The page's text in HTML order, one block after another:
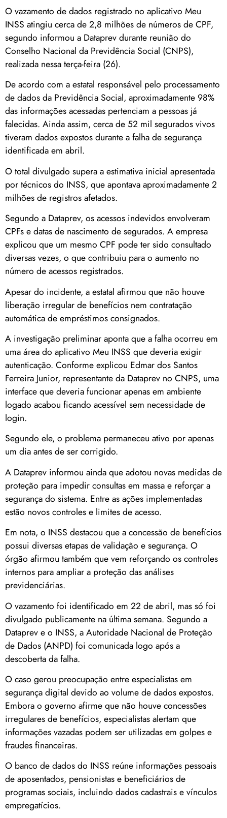
O vazamento de dados registrado no aplicativo Meu
INSS atingiu cerca de 2,8 milhões de números de CPF,
segundo informou a Dataprev durante reunião do
Conselho Nacional da Previdência Social (CNPS),
realizada nessa terça-feira (26).
De acordo com a estatal responsável pelo processamento
de dados da Previdência Social, aproximadamente 98%
das informações acessadas pertenciam a pessoas já
falecidas. Ainda assim, cerca de 52 mil segurados vivos
tiveram dados expostos durante a falha de segurança
identificada em abril.
O total divulgado supera a estimativa inicial apresentada
por técnicos do INSS, que apontava aproximadamente 2
milhões de registros afetados.
Segundo a Dataprev, os acessos indevidos envolveram
CPFs e datas de nascimento de segurados. A empresa
explicou que um mesmo CPF pode ter sido consultado
diversas vezes, o que contribuiu para o aumento no
número de acessos registrados.
Apesar do incidente, a estatal afirmou que não houve
liberação irregular de benefícios nem contratação
automática de empréstimos consignados.
A investigação preliminar aponta que a falha ocorreu em
uma área do aplicativo Meu INSS que deveria exigir
autenticação. Conforme explicou Edmar dos Santos
Ferreira Junior, representante da Dataprev no CNPS, uma
interface que deveria funcionar apenas em ambiente
logado acabou ficando acessível sem necessidade de
login.
Segundo ele, o problema permaneceu ativo por apenas
um dia antes de ser corrigido.
A Dataprev informou ainda que adotou novas medidas de
proteção para impedir consultas em massa e reforçar a
segurança do sistema. Entre as ações implementadas
estão novos controles e limites de acesso.
Em nota, o INSS destacou que a concessão de benefícios
possui diversas etapas de validação e segurança. O
órgão afirmou também que vem reforçando os controles
internos para ampliar a proteção das análises
previdenciárias.
O vazamento foi identificado em 22 de abril, mas só foi
divulgado publicamente na última semana. Segundo a
Dataprev e o INSS, a Autoridade Nacional de Proteção
de Dados (ANPD) foi comunicada logo após a
descoberta da falha.
O caso gerou preocupação entre especialistas em
segurança digital devido ao volume de dados expostos.
Embora o governo afirme que não houve concessões
irregulares de benefícios, especialistas alertam que
informações vazadas podem ser utilizadas em golpes e
fraudes financeiras.
O banco de dados do INSS reúne informações pessoais
de aposentados, pensionistas e beneficiários de
programas sociais, incluindo dados cadastrais e vínculos
empregatícios.